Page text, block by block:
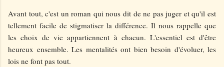
Avant tout, c'est un roman qui nous dit de ne pas juger et qu'il est
tellement facile de stigmatiser la différence. Il nous rappelle que
les choix de vie appartiennent à chacun. L'essentiel est d'être
heureux ensemble. Les mentalités ont bien besoin d'évoluer, les
lois ne font pas tout.